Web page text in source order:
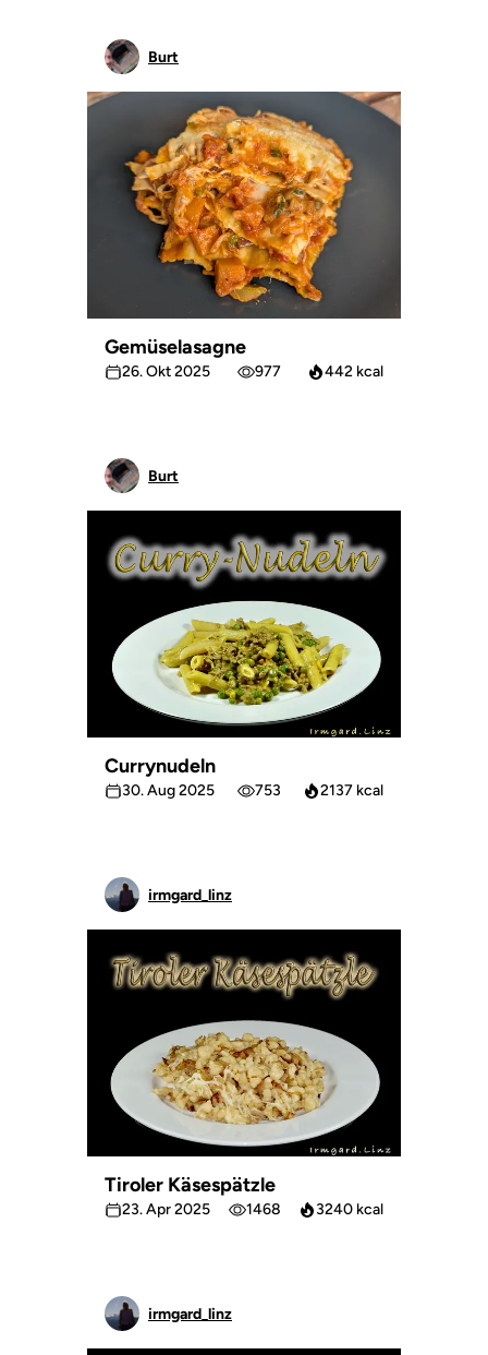
Burt
Gemüselasagne
26. Okt 2025 977 442 kcal
Burt
Currynudeln
30. Aug 2025 753 2137 kcal
irmgard_linz
Tiroler Käsespätzle
23. Apr 2025 1468 3240 kcal
irmgard_linz